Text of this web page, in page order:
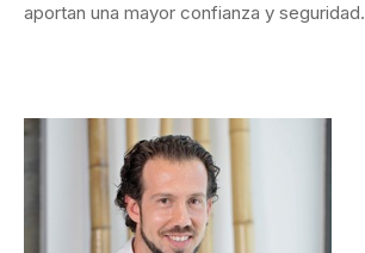
aportan una mayor confianza y seguridad.